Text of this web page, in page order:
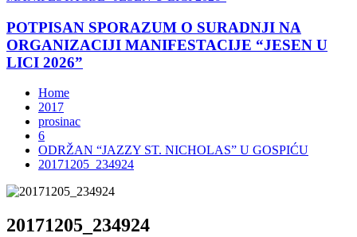
POTPISAN SPORAZUM O SURADNJI NA
ORGANIZACIJI MANIFESTACIJE “JESEN U
LICI 2026”
Home
2017
prosinac
6
ODRŽAN “JAZZY ST. NICHOLAS” U GOSPIĆU
20171205_234924
20171205_234924